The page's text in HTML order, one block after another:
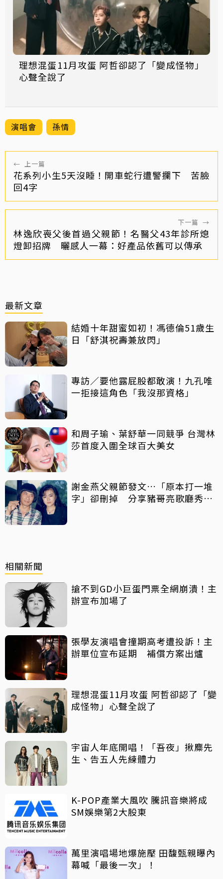
理想混蛋11月攻蛋 阿哲卻認了「變成怪物」
心聲全說了
演唱會 孫情
← 上一篇
花系列小生5天沒睡！開車蛇行遭警攔下 苦臉
回4字
下一篇 →
林逸欣喪父後首過父親節！名醫父43年診所熄
燈卸招牌 曬感人一幕：好產品依舊可以傳承
最新文章
結婚十年甜蜜如初！馮德倫51歲生
日「舒淇祝壽兼放閃」
專訪／要他露屁股都敢演！九孔唯
一拒接這角色「我沒那資格」
和周子瑜、葉舒華一同競爭 台灣林
莎首度入圍全球百大美女
謝金燕父親節發文…「原本打一堆
字」卻刪掉 分享豬哥亮歌廳秀歌
相關新聞
搶不到GD小巨蛋門票全網崩潰！主
辦宣布加場了
張學友演唱會撞期高考遭投訴！主
辦單位宣布延期 補償方案出爐
理想混蛋11月攻蛋 阿哲卻認了「變
成怪物」心聲全說了
宇宙人年底開唱！「吾夜」揪麋先
生、告五人先練體力
K-POP產業大風吹 騰訊音樂將成
SM娛樂第2大股東
萬里演唱場地爆施壓 田馥甄親曝內
幕喊「最後一次」！